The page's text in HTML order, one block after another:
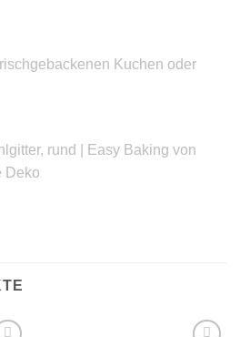
Kuchen oder
rund | Easy Baking von
Deko